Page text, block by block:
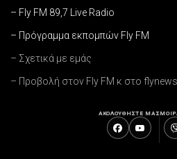
– Fly FM 89,7 Live Radio
– Πρόγραμμα εκπομπών Fly FM
– Σχετικά με εμάς
– Προβολή στον Fly FM κ στο
ΑΚΟΛΟΥΘΗΣΤΕ ΜΑΣ